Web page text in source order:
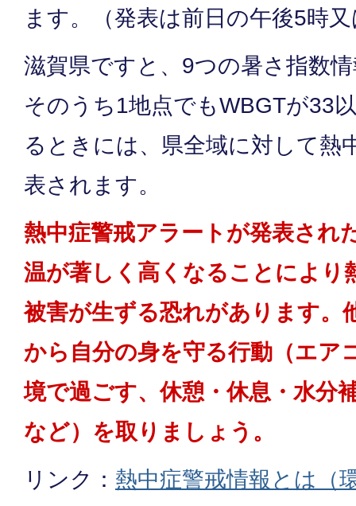
ます。（発表は前日の午後5時
滋賀県ですと、9つの暑さ指数
そのうち1地点でもWBGTが33
るときには、県全域に対して熱
表されます。
熱中症警戒アラートが発表され
温が著しく高くなることにより
被害が生ずる恐れがあります。
から自分の身を守る行動（エア
境で過ごす、休憩・休息・水分
など）を取りましょう。
リンク： 熱中症警戒情報とは（